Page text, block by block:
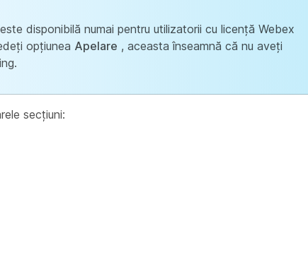
este disponibilă numai pentru utilizatorii cu licență Webex
opțiunea Apelare , aceasta înseamnă că nu aveți
secțiuni: